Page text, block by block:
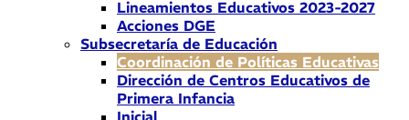
Lineamientos Educativos 2023-2027
Acciones DGE
Subsecretaría de Educación
Coordinación de Políticas Educativas
Dirección de Centros Educativos de
Primera Infancia
Inicial